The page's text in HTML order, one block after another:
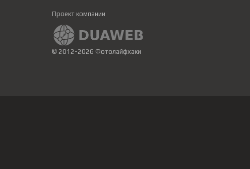
Проект компании
© 2012-2026 Фотолайфхаки